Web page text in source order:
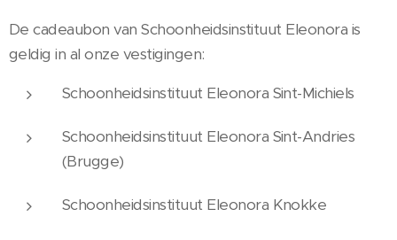
De cadeaubon van Schoonheidsinstituut Eleonora is
geldig in al onze vestigingen:
Schoonheidsinstituut Eleonora Sint-Michiels
Schoonheidsinstituut Eleonora Sint-Andries
(Brugge)
Schoonheidsinstituut Eleonora Knokke